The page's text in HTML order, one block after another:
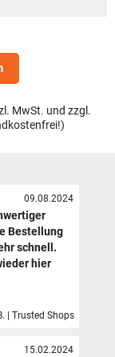
MwSt. und zzgl.
09.08.2024
Bestellung
schnell.
hier
| Trusted Shops
15.02.2024